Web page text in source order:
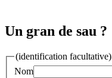
Un gran de sau ?
(identification facultative)
Nom